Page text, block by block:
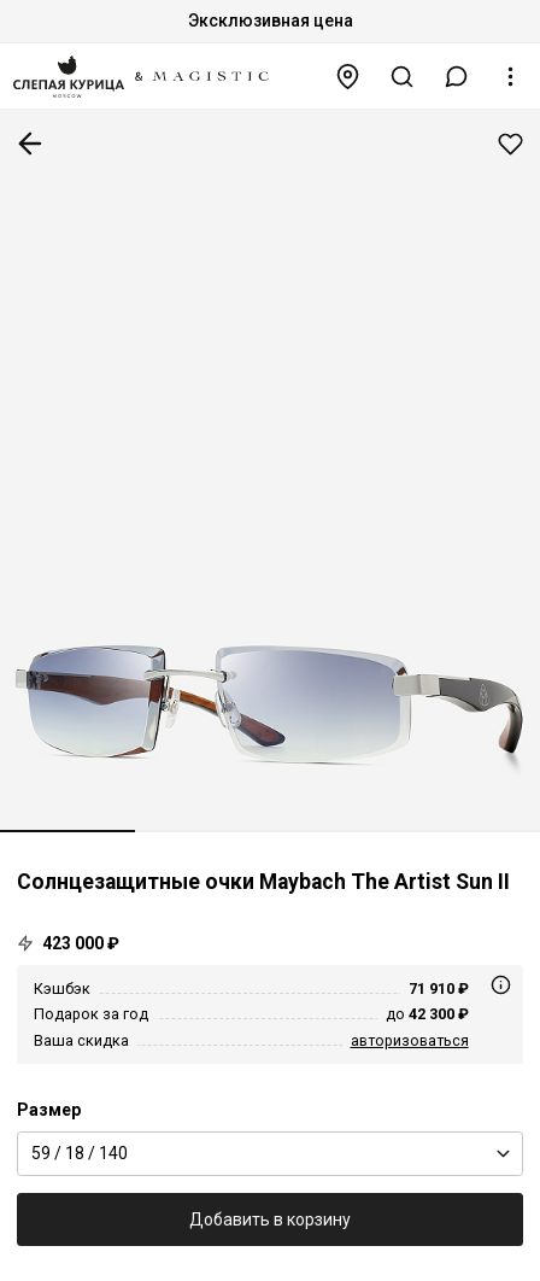
Эксклюзивная цена
Солнцезащитные очки Maybach The Artist Sun II
423 000 ₽
Кэшбэк
71 910 ₽
Подарок за год
до 42 300 ₽
Ваша скидка
авторизоваться
Размер
59 / 18 / 140
Добавить в корзину